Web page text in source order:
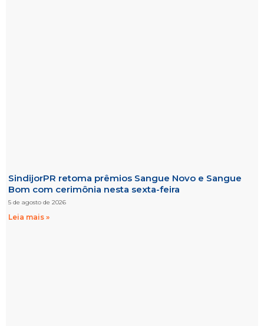
SindijorPR retoma prêmios Sangue Novo e Sangue
Bom com cerimônia nesta sexta-feira
5 de agosto de 2026
Leia mais »